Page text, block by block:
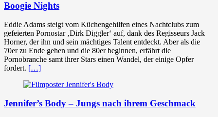
Boogie Nights
Eddie Adams steigt vom Küchengehilfen eines Nachtclubs zum
gefeierten Pornostar ‚Dirk Diggler‘ auf, dank des Regisseurs Jack
Horner, der ihn und sein mächtiges Talent entdeckt. Aber als die
70er zu Ende gehen und die 80er beginnen, erfährt die
Pornobranche samt ihrer Stars einen Wandel, der einige Opfer
fordert. […]
Jennifer’s Body – Jungs nach ihrem Geschmack